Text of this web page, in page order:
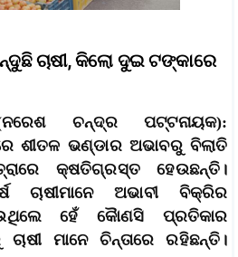
ଚାଷୀ, କିଲୋ ଦୁଇ ଟଙ୍କାରେ
ଚନ୍ଦ୍ର ପଟ୍ଟନାୟକ):
ଶୀତଳ ଭଣ୍ଡାର ଅଭାବରୁ ବିଲାତି
କ୍ଷତିଗ୍ରସ୍ତ ହେଉଛନ୍ତି।
ଚାଷୀମାନେ ଅଭାବୀ ବିକ୍ରିର
ହେଁ କାୈଣସି ପ୍ରତିକାର
ଚାଷୀ ମାନେ ଚିନ୍ତାରେ ରହିଛନ୍ତି।